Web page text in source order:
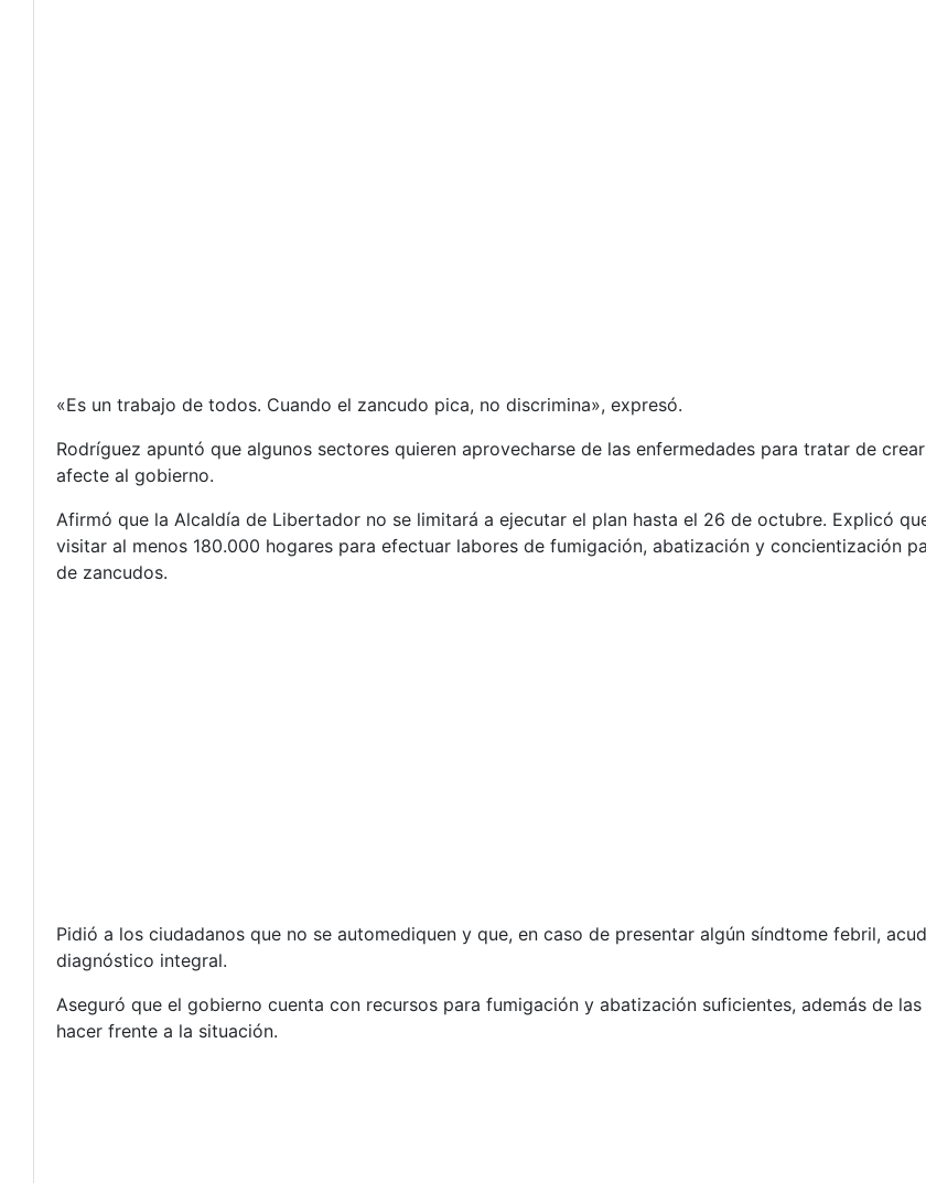
«Es un trabajo de todos. Cuando el zancudo pica, no discrimina», expresó.
Rodríguez apuntó que algunos sectores quieren aprovecharse de las enfermedades para tratar de
afecte al gobierno.
Afirmó que la Alcaldía de Libertador no se limitará a ejecutar el plan hasta el 26 de octubre. Explicó
visitar al menos 180.000 hogares para efectuar labores de fumigación, abatización y concientización
de zancudos.
Pidió a los ciudadanos que no se automediquen y que, en caso de presentar algún síndtome febril,
diagnóstico integral.
Aseguró que el gobierno cuenta con recursos para fumigación y abatización suficientes, además de
hacer frente a la situación.